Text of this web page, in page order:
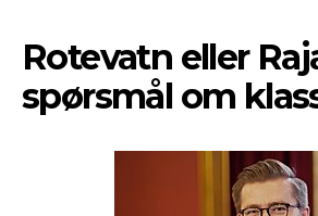
Rotevatn eller
spørsmål om